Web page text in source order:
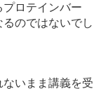
ロテインバー
のではないでし
いまま講義を受